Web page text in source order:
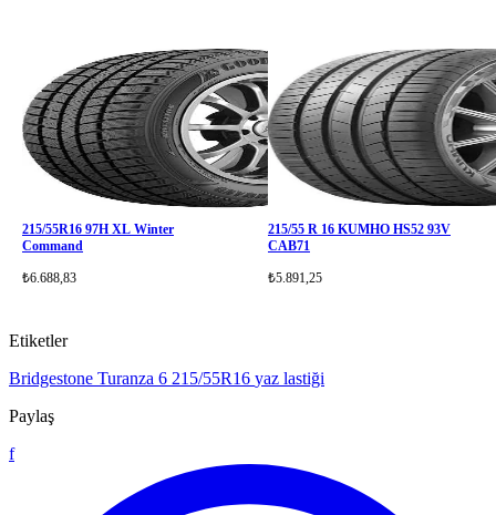
215/55R16 97H XL Winter
Command
₺6.688,83
215/55 R 16 KUMHO HS52 93V
CAB71
₺5.891,25
Etiketler
Bridgestone Turanza 6 215/55R16 yaz lastiği
Paylaş
f